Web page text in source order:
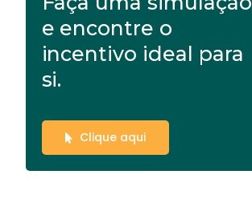
e encontre o
incentivo ideal para
si.
Clique aqui